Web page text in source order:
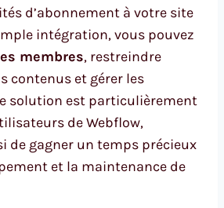
d’abonnement à votre site
intégration, vous pouvez
membres, restreindre
contenus et gérer les
solution est particulièrement
de Webflow,
de gagner un temps précieux
et la maintenance de